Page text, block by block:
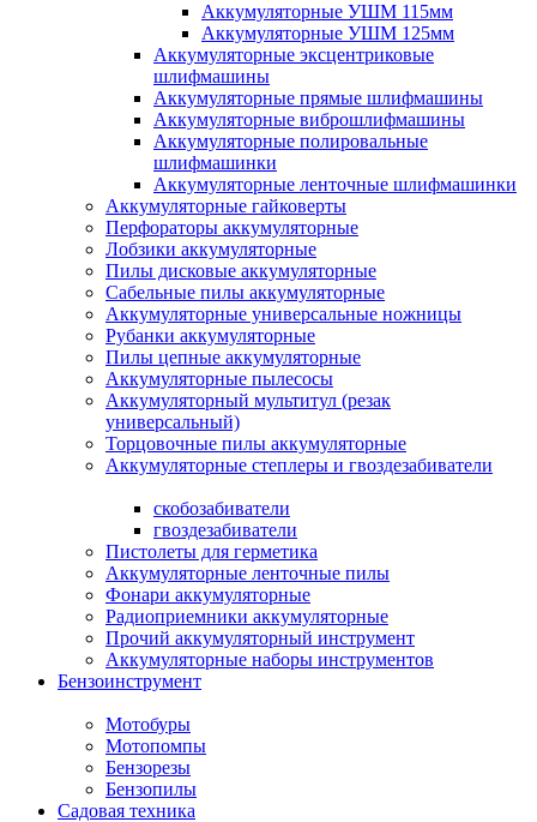
Аккумуляторные УШМ 115мм
Аккумуляторные УШМ 125мм
Аккумуляторные эксцентриковые
шлифмашины
Аккумуляторные прямые шлифмашины
Аккумуляторные виброшлифмашины
Аккумуляторные полировальные
шлифмашинки
Аккумуляторные ленточные шлифмашинки
Аккумуляторные гайковерты
Перфораторы аккумуляторные
Лобзики аккумуляторные
Пилы дисковые аккумуляторные
Сабельные пилы аккумуляторные
Аккумуляторные универсальные ножницы
Рубанки аккумуляторные
Пилы цепные аккумуляторные
Аккумуляторные пылесосы
Аккумуляторный мультитул (резак
универсальный)
Торцовочные пилы аккумуляторные
Аккумуляторные степлеры и гвоздезабиватели
скобозабиватели
гвоздезабиватели
Пистолеты для герметика
Аккумуляторные ленточные пилы
Фонари аккумуляторные
Радиоприемники аккумуляторные
Прочий аккумуляторный инструмент
Аккумуляторные наборы инструментов
Бензоинструмент
Мотобуры
Мотопомпы
Бензорезы
Бензопилы
Садовая техника